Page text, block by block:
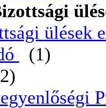
ülések
(1)